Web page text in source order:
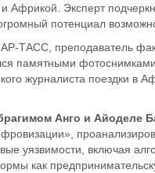
Африкой. Эксперт
потенциал
ТАСС, преподаватель
памятными
журналиста поездки в
Анго и Айоделе
уязвимости, включая
как